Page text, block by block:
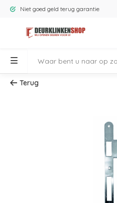
Niet goed geld terug garantie
Terug